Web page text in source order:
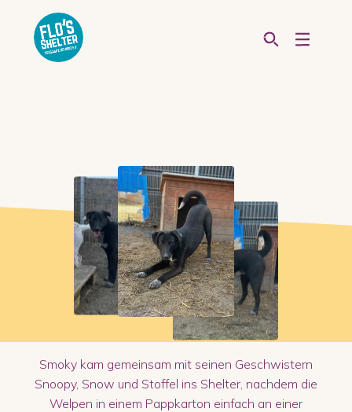
Smoky kam gemeinsam mit seinen Geschwistern
Snoopy, Snow und Stoffel ins Shelter, nachdem die
Welpen in einem Pappkarton einfach an einer